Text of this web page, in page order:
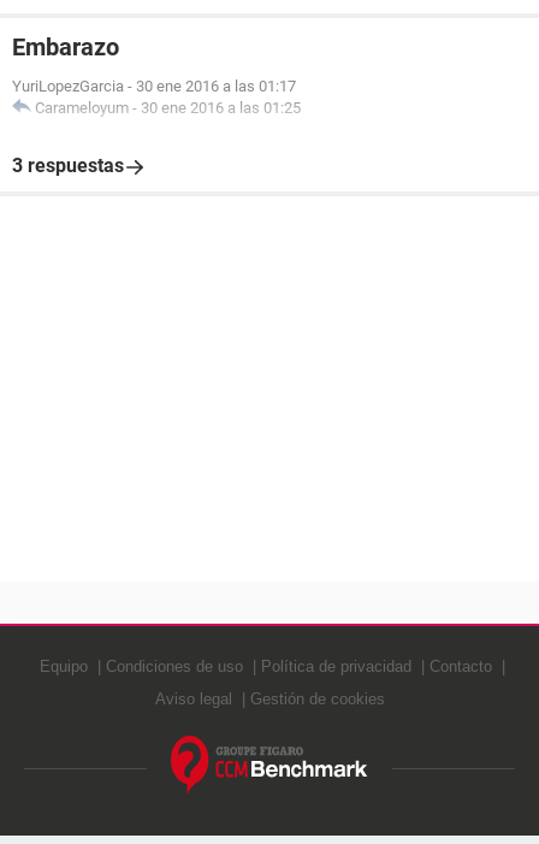
Embarazo
YuriLopezGarcia - 30 ene 2016 a las 01:17
Carameloyum - 30 ene 2016 a las 01:25
3 respuestas
Equipo Condiciones de uso Política de privacidad
Contacto
Aviso legal
Gestión de cookies